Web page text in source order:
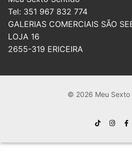
Tel: 351 967 832 774
GALERIAS COMERCIAIS SÃO
LOJA 16
2655-319 ERICEIRA
© 2026 Meu Sexto